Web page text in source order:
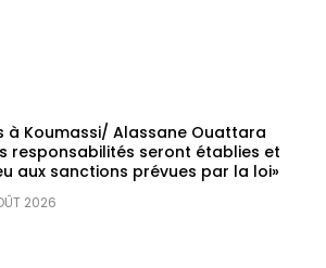
à Koumassi/ Alassane Ouattara
responsabilités seront établies et
aux sanctions prévues par la loi»
2026